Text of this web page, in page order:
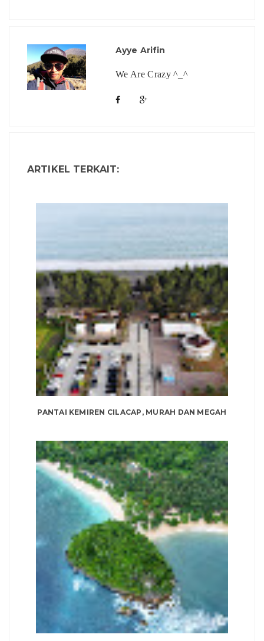
Ayye Arifin
We Are Crazy ^_^
ARTIKEL TERKAIT:
PANTAI KEMIREN CILACAP, MURAH DAN MEGAH